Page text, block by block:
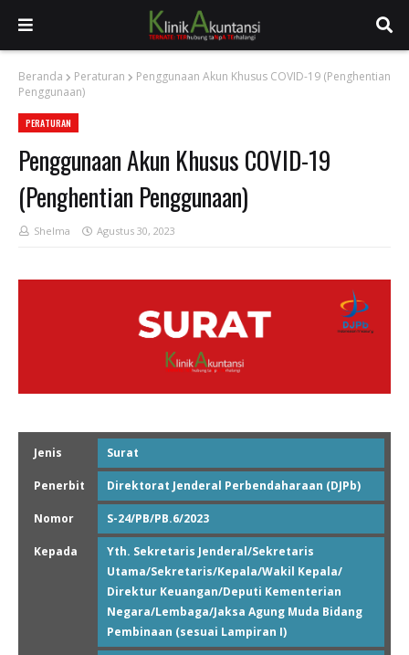
Beranda Peraturan
Penggunaan Akun Khusus COVID-19 (Penghentian
Penggunaan)
PERATURAN
Penggunaan Akun Khusus COVID-19
(Penghentian Penggunaan)
Shelma Agustus 30, 2023
Jenis Surat
Penerbit Direktorat Jenderal Perbendaharaan (DJPb)
Nomor S-24/PB/PB.6/2023
Kepada
Yth. Sekretaris Jenderal/Sekretaris
Utama/Sekretaris/Kepala/Wakil Kepala/
Direktur Keuangan/Deputi Kementerian
Negara/Lembaga/Jaksa Agung Muda Bidang
Pembinaan (sesuai Lampiran I)